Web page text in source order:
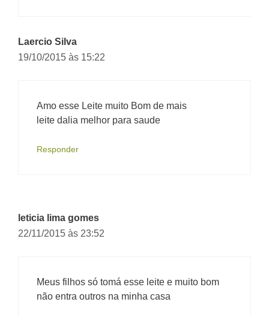
Laercio Silva
19/10/2015 às 15:22
Amo esse Leite muito Bom de mais
leite dalia melhor para saude
Responder
leticia lima gomes
22/11/2015 às 23:52
Meus filhos só tomá esse leite e muito bom
não entra outros na minha casa